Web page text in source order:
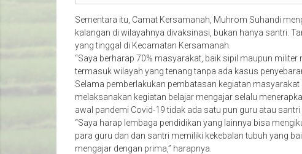
Sementara itu, Camat Kersamanah, Muhrom Suhandi
kalangan di wilayahnya divaksinasi, bukan hanya santri.
yang tinggal di Kecamatan Kersamanah.
“Saya berharap 70% masyarakat, baik sipil maupun
termasuk wilayah yang tenang tanpa ada kasus
Selama pemberlakukan pembatasan kegiatan
melaksanakan kegiatan belajar mengajar selalu
awal pandemi Covid-19 tidak ada satu pun guru atau santri
“Saya harap lembaga pendidikan yang lainnya bisa
para guru dan dan santri memiliki kekebalan tubuh yang
mengajar dengan prima,” harapnya.